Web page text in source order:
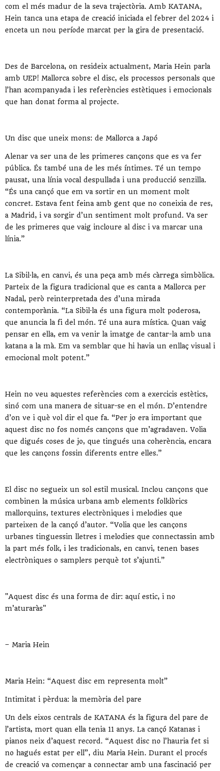
com el més madur de la seva trajectòria. Amb KATANA,
Hein tanca una etapa de creació iniciada el febrer del 2024 i
enceta un nou període marcat per la gira de presentació.
Des de Barcelona, on resideix actualment, Maria Hein parla
amb UEP! Mallorca sobre el disc, els processos personals que
l’han acompanyada i les referències estètiques i emocionals
que han donat forma al projecte.
Un disc que uneix mons: de Mallorca a Japó
Alenar va ser una de les primeres cançons que es va fer
pública. És també una de les més íntimes. Té un tempo
pausat, una línia vocal despullada i una producció senzilla.
“És una cançó que em va sortir en un moment molt
concret. Estava fent feina amb gent que no coneixia de res,
a Madrid, i va sorgir d’un sentiment molt profund. Va ser
de les primeres que vaig incloure al disc i va marcar una
línia.”
La Sibil·la, en canvi, és una peça amb més càrrega simbòlica.
Parteix de la figura tradicional que es canta a Mallorca per
Nadal, però reinterpretada des d’una mirada
contemporània. “La Sibil·la és una figura molt poderosa,
que anuncia la fi del món. Té una aura mística. Quan vaig
pensar en ella, em va venir la imatge de cantar-la amb una
katana a la mà. Em va semblar que hi havia un enllaç visual i
emocional molt potent.”
Hein no veu aquestes referències com a exercicis estètics,
sinó com una manera de situar-se en el món. D’entendre
d’on ve i què vol dir el que fa. “Per jo era important que
aquest disc no fos només cançons que m’agradaven. Volia
que digués coses de jo, que tingués una coherència, encara
que les cançons fossin diferents entre elles.”
El disc no segueix un sol estil musical. Inclou cançons que
combinen la música urbana amb elements folklòrics
mallorquins, textures electròniques i melodies que
parteixen de la cançó d’autor. “Volia que les cançons
urbanes tinguessin lletres i melodies que connectassin amb
la part més folk, i les tradicionals, en canvi, tenen bases
electròniques o samplers perquè tot s’ajunti.”
"Aquest disc és una forma de dir: aquí estic, i no
m’aturaràs"
– Maria Hein
Maria Hein: “Aquest disc em representa molt”
Intimitat i pèrdua: la memòria del pare
Un dels eixos centrals de KATANA és la figura del pare de
l’artista, mort quan ella tenia 11 anys. La cançó Katanas i
pianos neix d’aquest record. “Aquest disc no l’hauria fet si
no hagués estat per ell”, diu Maria Hein. Durant el procés
de creació va començar a connectar amb una fascinació per